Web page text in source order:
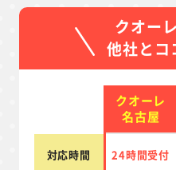
クオー
他社とコ
クオーレ
名古屋
対応時間 24時間受付